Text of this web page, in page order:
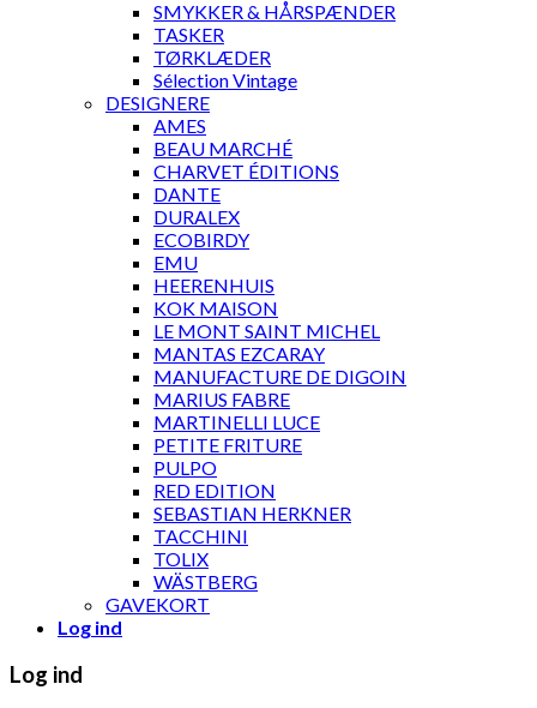
SMYKKER & HÅRSPÆNDER
TASKER
TØRKLÆDER
Sélection Vintage
DESIGNERE
AMES
BEAU MARCHÉ
CHARVET ÉDITIONS
DANTE
DURALEX
ECOBIRDY
EMU
HEERENHUIS
KOK MAISON
LE MONT SAINT MICHEL
MANTAS EZCARAY
MANUFACTURE DE DIGOIN
MARIUS FABRE
MARTINELLI LUCE
PETITE FRITURE
PULPO
RED EDITION
SEBASTIAN HERKNER
TACCHINI
TOLIX
WÄSTBERG
GAVEKORT
Log ind
Log ind